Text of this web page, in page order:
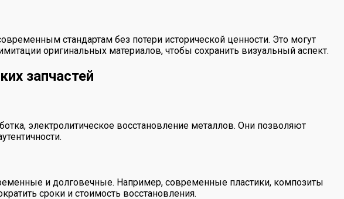
стандартам без потери исторической ценности. Это могут
оригинальных материалов, чтобы сохранить визуальный аспект.
запчастей
электролитическое восстановление металлов. Они позволяют
и долговечные. Например, современные пластики, композиты
сроки и стоимость восстановления.